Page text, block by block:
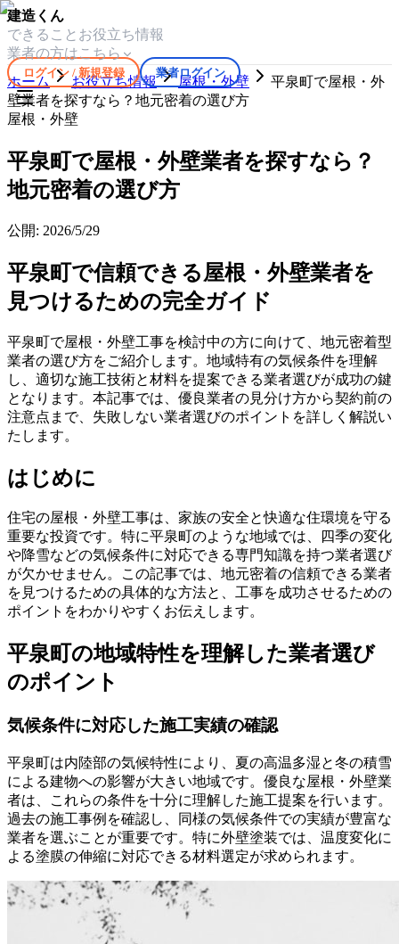
建造くん
できること お役立ち情報
業者の方はこちら
ログイン / 新規登録 業者ログイン
ホーム お役立ち情報 屋根・外壁
平泉町で屋根・外
壁業者を探すなら？地元密着の選び方
屋根・外壁
平泉町で屋根・外壁業者を探すなら？
地元密着の選び方
公開: 2026/5/29
平泉町で信頼できる屋根・外壁業者を
見つけるための完全ガイド
平泉町で屋根・外壁工事を検討中の方に向けて、地元密着型
業者の選び方をご紹介します。地域特有の気候条件を理解
し、適切な施工技術と材料を提案できる業者選びが成功の鍵
となります。本記事では、優良業者の見分け方から契約前の
注意点まで、失敗しない業者選びのポイントを詳しく解説い
たします。
はじめに
住宅の屋根・外壁工事は、家族の安全と快適な住環境を守る
重要な投資です。特に平泉町のような地域では、四季の変化
や降雪などの気候条件に対応できる専門知識を持つ業者選び
が欠かせません。この記事では、地元密着の信頼できる業者
を見つけるための具体的な方法と、工事を成功させるための
ポイントをわかりやすくお伝えします。
平泉町の地域特性を理解した業者選び
のポイント
気候条件に対応した施工実績の確認
平泉町は内陸部の気候特性により、夏の高温多湿と冬の積雪
による建物への影響が大きい地域です。優良な屋根・外壁業
者は、これらの条件を十分に理解した施工提案を行います。
過去の施工事例を確認し、同様の気候条件での実績が豊富な
業者を選ぶことが重要です。特に外壁塗装では、温度変化に
よる塗膜の伸縮に対応できる材料選定が求められます。